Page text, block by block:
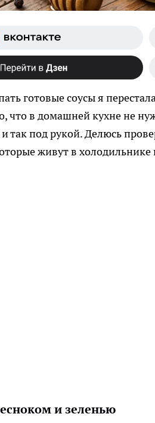
готовые соусы я
что в домашней кухне не
и так под рукой. Делюсь
живут в холодильнике
и зеленью